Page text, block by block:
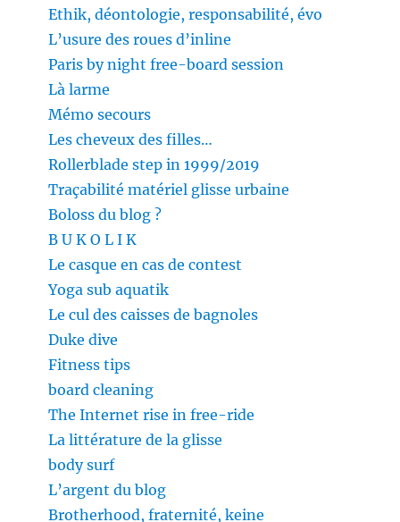
Ethik, déontologie, responsabilité, évo
L’usure des roues d’inline
Paris by night free-board session
Là larme
Mémo secours
Les cheveux des filles…
Rollerblade step in 1999/2019
Traçabilité matériel glisse urbaine
Boloss du blog ?
B U K O L I K
Le casque en cas de contest
Yoga sub aquatik
Le cul des caisses de bagnoles
Duke dive
Fitness tips
board cleaning
The Internet rise in free-ride
La littérature de la glisse
body surf
L’argent du blog
Brotherhood, fraternité, keine